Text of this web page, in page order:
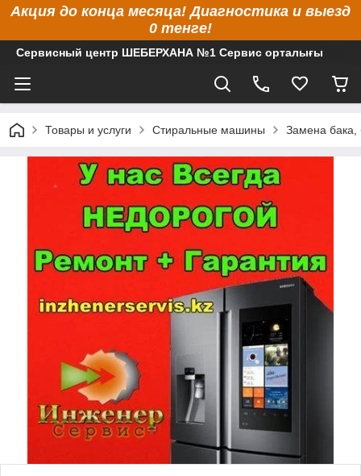
Акция до конца месяца! Диагностика и выезд
0 тенге!
Сервисный центр ШЕБЕРХАНА №1 Сервис орталығы
Товары и услуги Стиральные машины Замена бака,